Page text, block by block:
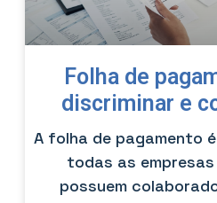
Folha de
discriminar e
A folha de pagamento
todas as
possuem